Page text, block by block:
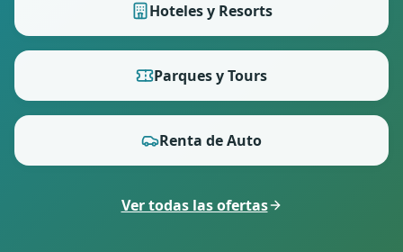
Hoteles y Resorts
Parques y Tours
Renta de Auto
Ver todas las ofertas